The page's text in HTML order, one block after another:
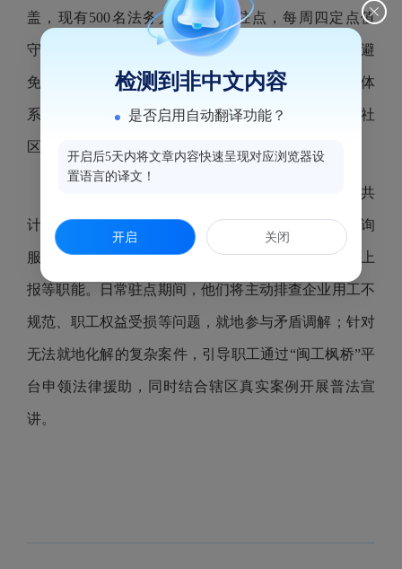
盖，现有500名法务人员常态化驻点，每周四定点值
守，为群众处理日常法律咨询、矛盾调解等事务。为避
免资源重复建设，鼓楼区依托成熟的社区法务服务体
系，通过驻点法务人员“新增履职身份”的方式，补齐社
区职工维权短板。
首批持有工会劳动法律监督员证书的法务特派员共
计69人，他们将承担起双重工作职责，在原有法律咨询
服务的基础上，新增劳动法律监督、纠纷排查、线索上
报等职能。日常驻点期间，他们将主动排查企业用工不
规范、职工权益受损等问题，就地参与矛盾调解；针对
无法就地化解的复杂案件，引导职工通过“闽工枫桥”平
台申领法律援助，同时结合辖区真实案例开展普法宣
讲。
检测到非中文内容
是否启用自动翻译功能？
开启后5天内将文章内容快速呈现对应浏览器设
置语言的译文！
开启 关闭